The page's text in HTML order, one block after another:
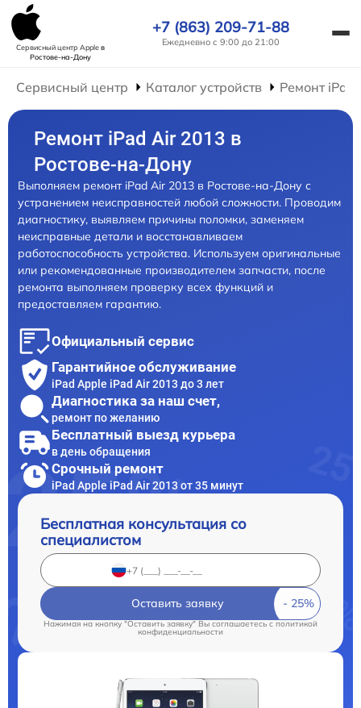
Сервисный центр Appleв
Ростове-на-Дону
+7 (863) 209-71-88
Ежедневно с 9:00 до 21:00
Сервисный центр Каталог устройств Ремонт iPad
Ремонт iPad Air 2013 в
Ростове-на-Дону
Выполняем ремонт iPad Air 2013 в Ростове-на-Дону с
устранением неисправностей любой сложности. Проводим
диагностику, выявляем причины поломки, заменяем
неисправные детали и восстанавливаем
работоспособность устройства. Используем оригинальные
или рекомендованные производителем запчасти, после
ремонта выполняем проверку всех функций и
предоставляем гарантию.
Официальный сервис
Гарантийное обслуживание
iPad Apple iPad Air 2013 до 3 лет
Диагностика за наш счет,
ремонт по желанию
Бесплатный выезд курьера
в день обращения
Срочный ремонт
iPad Apple iPad Air 2013 от 35 минут
Бесплатная консультация со
специалистом
Оставить заявку
Нажимая на кнопку "Оставить заявку" Вы соглашаетесь cполитикой
конфиденциальности